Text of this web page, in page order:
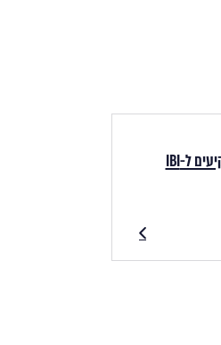
מנהל/ת קשרי משקיעים ל-IBI